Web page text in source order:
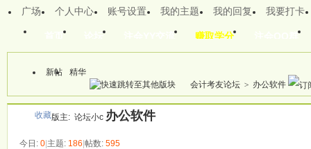
首页 论坛 注会YY交流 赚取学分 注会QQ群
广场 个人中心 账号设置 我的主题 我的回复 我要打卡
本版
新帖
精华
会计考友论坛 > 办公软件
版主: 论坛小c 办公软件
收藏
今日: 0|主题: 186|帖数: 595